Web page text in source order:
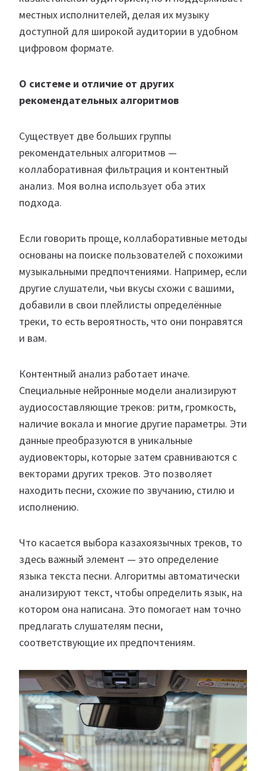
местных исполнителей, делая их музыку
доступной для широкой аудитории в удобном
цифровом формате.
О системе и отличие от других
рекомендательных алгоритмов
Существует две больших группы
рекомендательных алгоритмов —
коллаборативная фильтрация и контентный
анализ. Моя волна использует оба этих
подхода.
Если говорить проще, коллаборативные методы
основаны на поиске пользователей с похожими
музыкальными предпочтениями. Например, если
другие слушатели, чьи вкусы схожи с вашими,
добавили в свои плейлисты определённые
треки, то есть вероятность, что они понравятся
и вам.
Контентный анализ работает иначе.
Специальные нейронные модели анализируют
аудиосоставляющие треков: ритм, громкость,
наличие вокала и многие другие параметры. Эти
данные преобразуются в уникальные
аудиовекторы, которые затем сравниваются с
векторами других треков. Это позволяет
находить песни, схожие по звучанию, стилю и
исполнению.
Что касается выбора казахоязычных треков, то
здесь важный элемент — это определение
языка текста песни. Алгоритмы автоматически
анализируют текст, чтобы определить язык, на
котором она написана. Это помогает нам точно
предлагать слушателям песни,
соответствующие их предпочтениям.